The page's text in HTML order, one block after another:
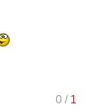
0/ 1